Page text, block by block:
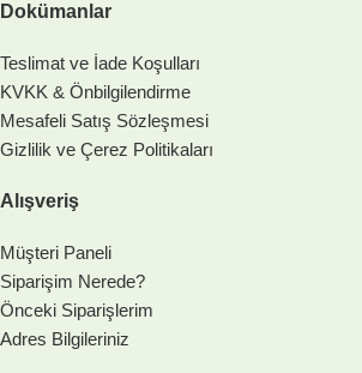
Dokümanlar
Teslimat ve İade Koşulları
KVKK & Önbilgilendirme
Mesafeli Satış Sözleşmesi
Gizlilik ve Çerez Politikaları
Alışveriş
Müşteri Paneli
Siparişim Nerede?
Önceki Siparişlerim
Adres Bilgileriniz